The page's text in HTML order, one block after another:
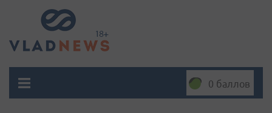
0 баллов